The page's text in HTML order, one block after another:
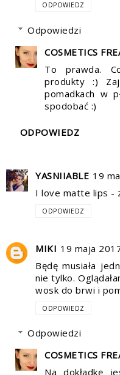
ODPOWIEDZ
Odpowiedzi
COSMETICS
To prawda.
produkty :)
pomadkach w
spodobać :)
ODPOWIEDZ
YASNIIABLE 19
I love matte lips -
ODPOWIEDZ
MIKI 19 maja
Będę musiała
nie tylko.
wosk do brwi i
ODPOWIEDZ
Odpowiedzi
COSMETICS
Na dokładkę